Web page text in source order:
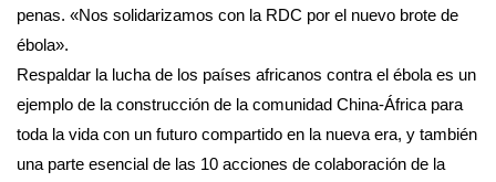
penas. «Nos solidarizamos con la RDC por el nuevo brote de
ébola».
Respaldar la lucha de los países africanos contra el ébola es un
ejemplo de la construcción de la comunidad China-África para
toda la vida con un futuro compartido en la nueva era, y también
una parte esencial de las 10 acciones de colaboración de la